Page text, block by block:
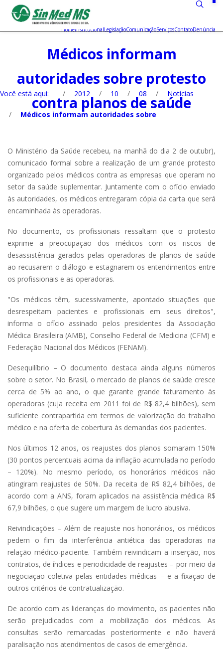
HomeInstitucionalLegislaçãoComunicaçãoServiçosContatoDenúncia
Médicos informam
autoridades sobre protesto
contra planos de saúde
Você está aqui: / 2012 / 10 / 08 / Notícias
/ Médicos informam autoridades sobre
O Ministério da Saúde recebeu, na manhã do dia 2 de outubr),
comunicado formal sobre a realização de um grande protesto
organizado pelos médicos contra as empresas que operam no
setor da saúde suplementar. Juntamente com o ofício enviado
às autoridades, os médicos entregaram cópia da carta que será
encaminhada às operadoras.
No documento, os profissionais ressaltam que o protesto
exprime a preocupação dos médicos com os riscos de
desassistência gerados pelas operadoras de planos de saúde
ao recusarem o diálogo e estagnarem os entendimentos entre
os profissionais e as operadoras.
"Os médicos têm, sucessivamente, apontado situações que
desrespeitam pacientes e profissionais em seus direitos",
informa o ofício assinado pelos presidentes da Associação
Médica Brasileira (AMB), Conselho Federal de Medicina (CFM) e
Federação Nacional dos Médicos (FENAM).
Desequilíbrio – O documento destaca ainda alguns números
sobre o setor. No Brasil, o mercado de planos de saúde cresce
cerca de 5% ao ano, o que garante grande faturamento às
operadoras (cuja receita em 2011 foi de R$ 82,4 bilhões), sem
suficiente contrapartida em termos de valorização do trabalho
médico e na oferta de cobertura às demandas dos pacientes.
Nos últimos 12 anos, os reajustes dos planos somaram 150%
(30 pontos percentuais acima da inflação acumulada no período
– 120%). No mesmo período, os honorários médicos não
atingiram reajustes de 50%. Da receita de R$ 82,4 bilhões, de
acordo com a ANS, foram aplicados na assistência médica R$
67,9 bilhões, o que sugere um margem de lucro abusiva.
Reivindicações – Além de reajuste nos honorários, os médicos
pedem o fim da interferência antiética das operadoras na
relação médico-paciente. Também reivindicam a inserção, nos
contratos, de índices e periodicidade de reajustes – por meio da
negociação coletiva pelas entidades médicas – e a fixação de
outros critérios de contratualização.
De acordo com as lideranças do movimento, os pacientes não
serão prejudicados com a mobilização dos médicos. As
consultas serão remarcadas posteriormente e não haverá
paralisação nos atendimentos de casos de emergência.